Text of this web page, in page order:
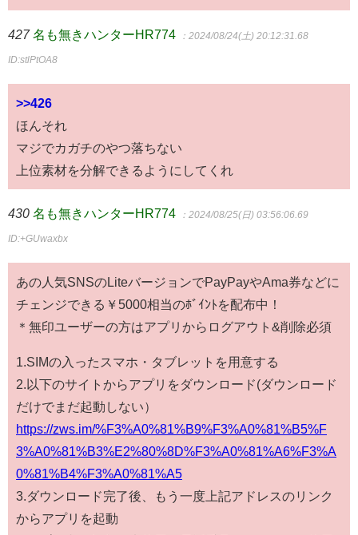
427 名も無きハンターHR774 ：2024/08/24(土) 20:12:31.68
ID:stlPtOA8
>>426
ほんそれ
マジでカガチのやつ落ちない
上位素材を分解できるようにしてくれ
430 名も無きハンターHR774 ：2024/08/25(日) 03:56:06.69
ID:+GUwaxbx
あの人気SNSのLiteバージョンでPayPayやAma券などに
チェンジできる￥5000相当のﾎﾞｲﾝﾄを配布中！
＊無印ユーザーの方はアプリからログアウト&削除必須
1.SIMの入ったスマホ・タブレットを用意する
2.以下のサイトからアプリをダウンロード(ダウンロード
だけでまだ起動しない）
https://zws.im/%F3%A0%81%B9%F3%A0%81%B5%F
3%A0%81%B3%E2%80%8D%F3%A0%81%A6%F3%A
0%81%B4%F3%A0%81%A5
3.ダウンロード完了後、もう一度上記アドレスのリンク
からアプリを起動